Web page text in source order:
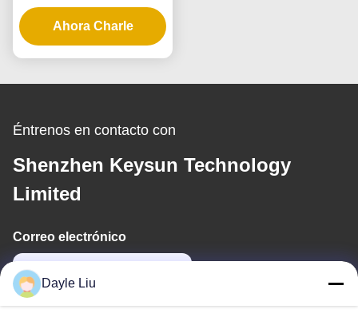
24V5000mA 120W con
entrada AC100-240V y
garantía de 3 años para
doméstico
Ahora Charle
Éntrenos en contacto con
Shenzhen Keysun Technology
Limited
Correo electrónico
Dayle Liu